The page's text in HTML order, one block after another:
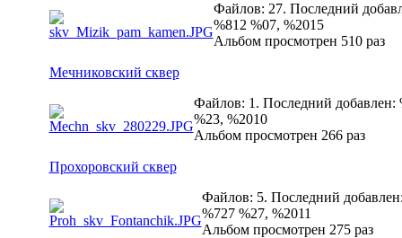
Файлов: 27. Последний
%812 %07, %2015
Альбом просмотрен 510 раз
Мечниковский сквер
Файлов: 1. Последний добавлен:
%23, %2010
Альбом просмотрен 266 раз
Прохоровский сквер
Файлов: 5. Последний
%727 %27, %2011
Альбом просмотрен 275 раз